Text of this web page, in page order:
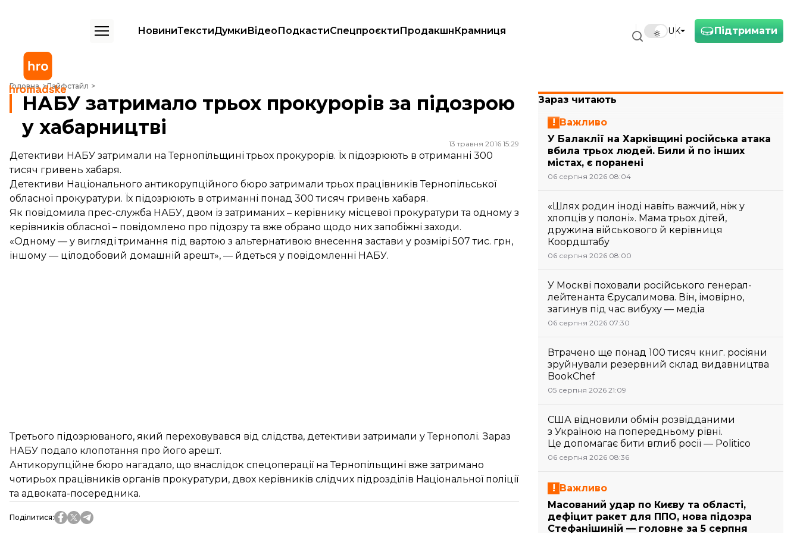
Підтримати
UK
НовиниТекстиДумкиВідеоПодкастиСпецпроєктиПродакшнКрамниця
Головна Лайфстайл
НАБУ затримало трьох прокурорів за підозрою у хабарництві
НАБУ затримало трьох прокурорів за підозрою
у хабарництві
13 травня 2016 15:29
Детективи НАБУ затримали на Тернопільщині трьох прокурорів. Їх підозрюють в отриманні 300
тисяч гривень хабаря.
Детективи Національного антикорупційного бюро затримали трьох працівників Тернопільської
обласної прокуратури. Їх підозрюють в отриманні понад 300 тисяч гривень хабаря.
Як повідомила прес-служба НАБУ, двом із затриманих – керівнику місцевої прокуратури та одному з
керівників обласної – повідомлено про підозру та вже обрано щодо них запобіжні заходи.
«Одному — у вигляді тримання під вартою з альтернативою внесення застави у розмірі 507 тис. грн,
іншому — цілодобовий домашній арешт», — йдеться у повідомленні НАБУ.
Третього підозрюваного, який переховувався від слідства, детективи затримали у Тернополі. Зараз
НАБУ подало клопотання про його арешт.
Антикорупційне бюро нагадало, що внаслідок спецоперації на Тернопільщині вже затримано
чотирьох працівників органів прокуратури, двох керівників слідчих підрозділів Національної поліції
та адвоката-посередника.
Поділитися:
Зараз читають
Важливо
У Балаклії на Харківщині російська атака
вбила трьох людей. Били й по інших
містах, є поранені
06 серпня 2026 08:04
«Шлях родин іноді навіть важчий, ніж у
хлопців у полоні». Мама трьох дітей,
дружина військового й керівниця
Коордштабу
06 серпня 2026 08:00
У Москві поховали російського генерал-
лейтенанта Єрусалимова. Він, імовірно,
загинув під час вибуху — медіа
06 серпня 2026 07:30
Втрачено ще понад 100 тисяч книг. росіяни
зруйнували резервний склад видавництва
BookChef
05 серпня 2026 21:09
США відновили обмін розвідданими
з Україною на попередньому рівні.
Це допомагає бити вглиб росії — Politico
06 серпня 2026 08:36
Важливо
Масований удар по Києву та області,
дефіцит ракет для ППО, нова підозра
Стефанішиній — головне за 5 серпня